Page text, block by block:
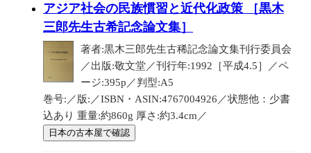
アジア社会の民族慣習と近代化政策 ［黒木
三郎先生古希記念論文集］
著者:黒木三郎先生古稀記念論文集刊行委員会
／出版:敬文堂／刊行年:1992［平成4.5］／ペ
ージ:395p／判型:A5
巻号:／版:／ISBN・ASIN:4767004926／状態他：少書
込あり 重量:約860g 厚さ:約3.4cm／
日本の古本屋で確認